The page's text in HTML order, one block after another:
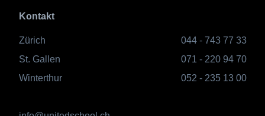
Kontakt
Zürich
044 - 743 77 33
St. Gallen
071 - 220 94 70
Winterthur
052 - 235 13 00